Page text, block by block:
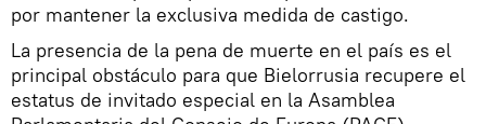
por mantener la exclusiva medida de castigo.
La presencia de la pena de muerte en el país es el
principal obstáculo para que Bielorrusia recupere el
estatus de invitado especial en la Asamblea